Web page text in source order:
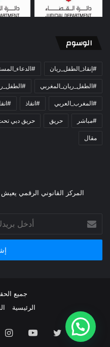
الوسوم
#إنقاذ_الطفل_ريان
#الطفل_ريان_المغربي
#المغرب_العربي #انقاذ
#مباشر حريق حريق دبي
مقال
المركز القانوني الرقمي
بريدك
الإلكتروني
جميع
الرئيسية
فيسبوك تويتر يوتيوب